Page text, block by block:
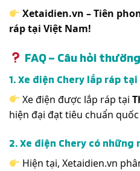
Xetaidien.vn – Tiên
ráp tại Việt Nam!
FAQ – Câu hỏi
1. Xe điện Chery lắp ráp
Xe điện được lắp ráp tại
hiện đại đạt tiêu chuẩn
2. Xe điện Chery có
Hiện tại, Xetaidien.vn